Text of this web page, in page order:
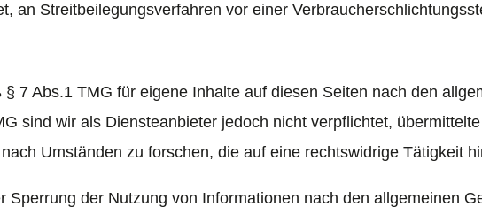
an Streitbeilegungsverfahren vor einer
7 Abs.1 TMG für eigene Inhalte auf diesen Seiten nach den
sind wir als Diensteanbieter jedoch nicht verpflichtet,
Umständen zu forschen, die auf eine rechtswidrige Tätigkeit
Sperrung der Nutzung von Informationen nach den allgemeinen